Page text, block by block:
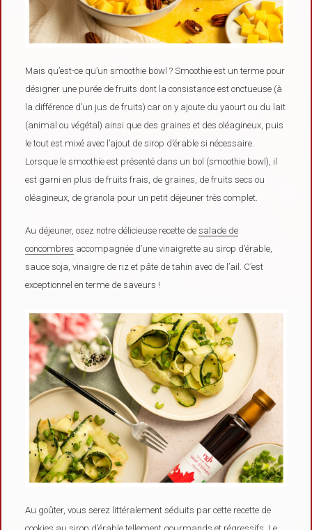
Mais qu’est-ce qu’un smoothie bowl ? Smoothie est un terme pour
désigner une purée de fruits dont la consistance est onctueuse (à
la différence d’un jus de fruits) car on y ajoute du yaourt ou du lait
(animal ou végétal) ainsi que des graines et des oléagineux, puis
le tout est mixé avec l’ajout de sirop d’érable si nécessaire.
Lorsque le smoothie est présenté dans un bol (smoothie bowl), il
est garni en plus de fruits frais, de graines, de fruits secs ou
oléagineux, de granola pour un petit déjeuner très complet.
Au déjeuner, osez notre délicieuse recette desalade de
concombres accompagnée d’une vinaigrette au sirop d’érable,
sauce soja, vinaigre de riz et pâte de tahin avec de l’ail. C’est
exceptionnel en terme de saveurs !
Au goûter, vous serez littéralement séduits par cette recette de